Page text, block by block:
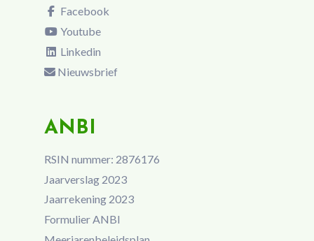
Facebook
Youtube
Linkedin
Nieuwsbrief
ANBI
RSIN nummer: 2876176
Jaarverslag 2023
Jaarrekening 2023
Formulier ANBI